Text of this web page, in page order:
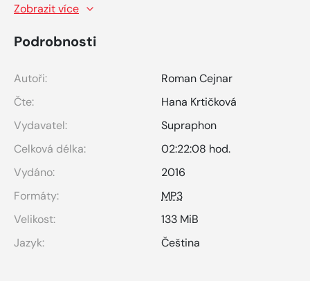
Zobrazit více
Podrobnosti
Autoři:
Roman Cejnar
Čte:
Hana Krtičková
Vydavatel:
Supraphon
Celková délka:
02:22:08 hod.
Vydáno:
2016
Formáty:
MP3
Velikost:
133 MiB
Jazyk:
Čeština